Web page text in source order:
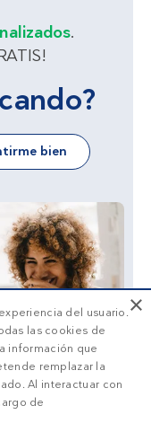
.
bien
×
del usuario.
las cookies de
información que
remplazar la
Al interactuar con
de